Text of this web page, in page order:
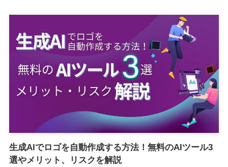
生成AIでロゴを自動作成する方法！無料のAIツール3
選やメリット、リスクを解説